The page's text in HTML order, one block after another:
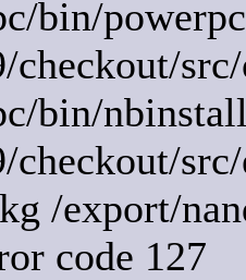
bin/
checkout/
bin/
checkout/
/export/
code 127